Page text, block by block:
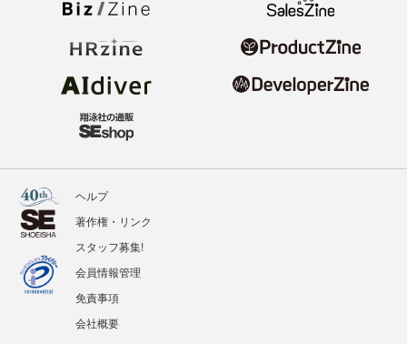
ヘルプ
著作権・リンク
スタッフ募集!
会員情報管理
免責事項
会社概要